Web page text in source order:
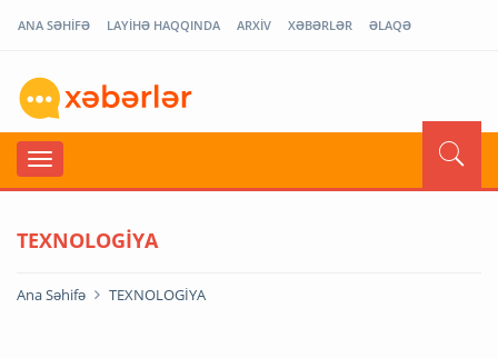
ANA SƏHİFƏ LAYİHƏ HAQQINDA ARXİV XƏBƏRLƏR ƏLAQƏ
TEXNOLOGİYA
Ana Səhifə TEXNOLOGİYA